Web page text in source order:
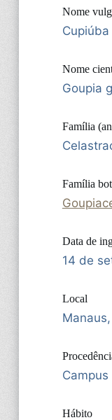
Nome
Cupiúba
Nome
Goupia
Família
Família
Data de
14 de
Local
Hábito